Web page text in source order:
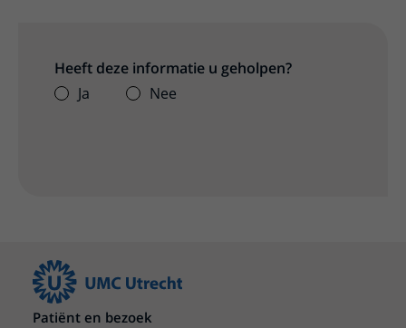
Heeft deze informatie u geholpen?
Ja
Nee
Patiënt en bezoek